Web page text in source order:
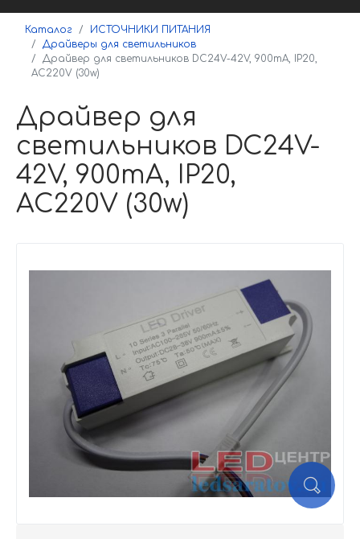
Каталог
ИСТОЧНИКИ ПИТАНИЯ
Драйверы для светильников
Драйвер для светильников DC24V-42V, 900mA, IP20,
AC220V (30w)
Драйвер для
светильников DC24V-
42V, 900mA, IP20,
AC220V (30w)